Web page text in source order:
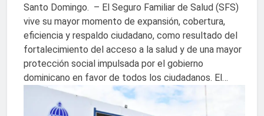
Santo Domingo. – El Seguro Familiar de Salud (SFS)
vive su mayor momento de expansión, cobertura,
eficiencia y respaldo ciudadano, como resultado del
fortalecimiento del acceso a la salud y de una mayor
protección social impulsada por el gobierno
dominicano en favor de todos los ciudadanos. El…